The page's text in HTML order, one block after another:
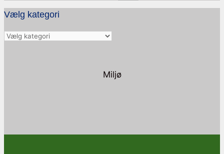
efter:
Vælg kategori
Vælg
Miljø